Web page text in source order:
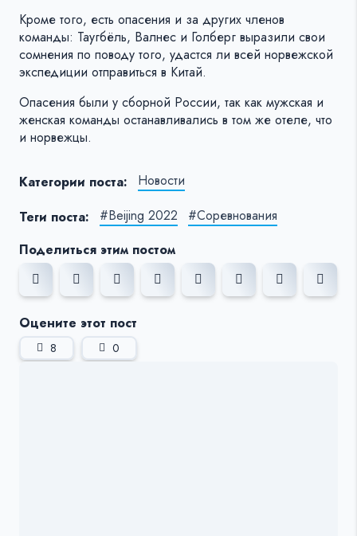
Кроме того, есть опасения и за других членов
команды: Таугбёль, Валнес и Голберг выразили свои
сомнения по поводу того, удастся ли всей норвежской
экспедиции отправиться в Китай.
Опасения были у сборной России, так как мужская и
женская команды останавливались в том же отеле, что
и норвежцы.
Категории поста:
Новости
Теги поста:
#Beijing 2022
#Соревнования
Поделиться этим постом
Оцените этот пост
8 0